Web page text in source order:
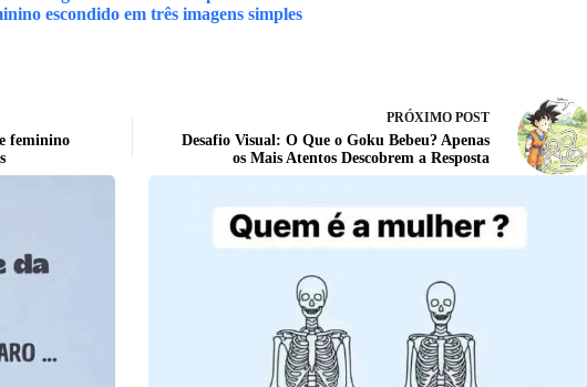
escondido em três imagens simples
feminino
PRÓXIMO POST
Desafio Visual: O Que o Goku Bebeu? Apenas
os Mais Atentos Descobrem a Resposta